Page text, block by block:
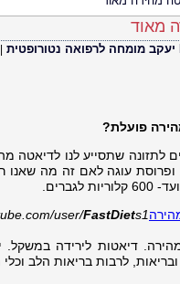
מאוד
פועלת?
לתזונה שתסייע לנו
לגברים.
user/FastDiets1
דיאטות לירידה במשקל.
לרבות בריאות הלב